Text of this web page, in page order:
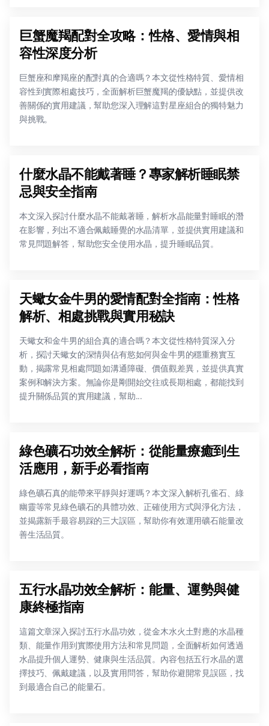
巨蟹魔羯配對全攻略：性格、愛情與相
容性深度分析
巨蟹座和摩羯座的配對真的合適嗎？本文從性格特質、愛情相
容性到實際相處技巧，全面解析巨蟹魔羯的優缺點，並提供改
善關係的實用建議，幫助您深入理解這對星座組合的獨特魅力
與挑戰。
什麼水晶不能戴著睡？專家解析睡眠禁
忌與安全指南
本文深入探討什麼水晶不能戴著睡，解析水晶能量對睡眠的潛
在影響，列出不適合佩戴睡覺的水晶清單，並提供實用建議和
常見問題解答，幫助您安全使用水晶，提升睡眠品質。
天蠍女金牛男的愛情配對全指南：性格
解析、相處挑戰與實用秘訣
天蠍女和金牛男的組合真的適合嗎？本文從性格特質深入分
析，探討天蠍女的深情與佔有慾如何與金牛男的穩重務實互
動，揭露常見相處問題如溝通障礙、價值觀差異，並提供真實
案例和解決方案。無論你是剛開始交往或長期相處，都能找到
提升關係品質的實用建議，幫助...
綠色礦石功效全解析：從能量療癒到生
活應用，新手必看指南
綠色礦石真的能帶來平靜與好運嗎？本文深入解析孔雀石、綠
幽靈等常見綠色礦石的具體功效、正確使用方式與淨化方法，
並揭露新手最容易踩的三大誤區，幫助你有效運用礦石能量改
善生活品質。
五行水晶功效全解析：能量、運勢與健
康終極指南
這篇文章深入探討五行水晶功效，從金木水火土對應的水晶種
類、能量作用到實際使用方法和常見問題，全面解析如何透過
水晶提升個人運勢、健康與生活品質。內容包括五行水晶的選
擇技巧、佩戴建議，以及實用問答，幫助你避開常見誤區，找
到最適合自己的能量石。